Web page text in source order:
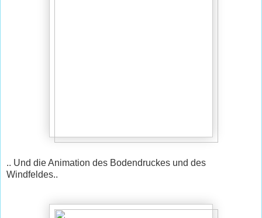
.. Und die Animation des Bodendruckes und des
Windfeldes..